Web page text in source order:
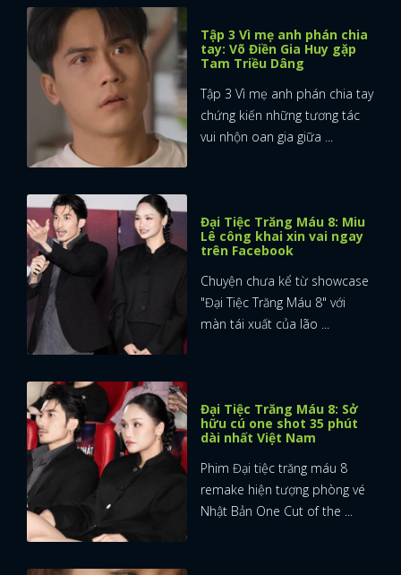
Tập 3 Vì mẹ anh phán chia
tay: Võ Điền Gia Huy gặp
Tam Triều Dâng
Tập 3 Vì mẹ anh phán chia tay
chứng kiến những tương tác
vui nhộn oan gia giữa ...
Đại Tiệc Trăng Máu 8: Miu
Lê công khai xin vai ngay
trên Facebook
Chuyện chưa kể từ showcase
"Đại Tiệc Trăng Máu 8" với
màn tái xuất của lão ...
Đại Tiệc Trăng Máu 8: Sở
hữu cú one shot 35 phút
dài nhất Việt Nam
Phim Đại tiệc trăng máu 8
remake hiện tượng phòng vé
Nhật Bản One Cut of the ...